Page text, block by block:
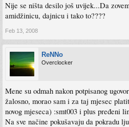
Nije se ništa desilo još uvijek...Da
amidžinicu, dajnicu i tako to????
Feb 13, 2008
ReNNo
Overclocker
Mene su odmah nakon potpisanog
žalosno, morao sam i za taj mjesec
novog mjeseca) :smt003 i plus pređeni
Na sve načine pokušavaju da pokradu